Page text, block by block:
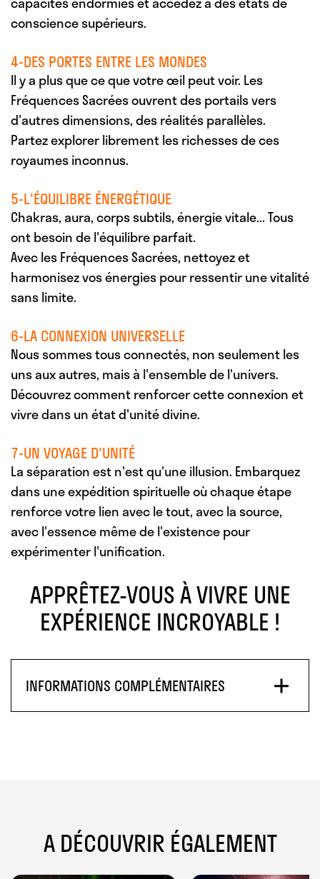
conscience supérieurs.
4-DES PORTES ENTRE LES MONDES
Il y a plus que ce que votre œil peut voir. Les
Fréquences Sacrées ouvrent des portails vers
d'autres dimensions, des réalités parallèles.
Partez explorer librement les richesses de ces
royaumes inconnus.
5-L'ÉQUILIBRE ÉNERGÉTIQUE
Chakras, aura, corps subtils, énergie vitale... Tous
ont besoin de l'équilibre parfait.
Avec les Fréquences Sacrées, nettoyez et
harmonisez vos énergies pour ressentir une vitalité
sans limite.
6-LA CONNEXION UNIVERSELLE
Nous sommes tous connectés, non seulement les
uns aux autres, mais à l'ensemble de l'univers.
Découvrez comment renforcer cette connexion et
vivre dans un état d'unité divine.
7-UN VOYAGE D'UNITÉ
La séparation est n'est qu'une illusion. Embarquez
dans une expédition spirituelle où chaque étape
renforce votre lien avec le tout, avec la source,
avec l'essence même de l'existence pour
expérimenter l'unification.
APPRÊTEZ-VOUS À VIVRE UNE
EXPÉRIENCE INCROYABLE !
INFORMATIONS COMPLÉMENTAIRES
A DÉCOUVRIR ÉGALEMENT